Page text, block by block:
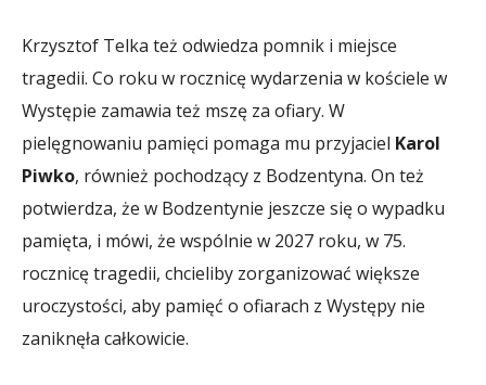
Krzysztof Telka też odwiedza pomnik i miejsce
tragedii. Co roku w rocznicę wydarzenia w kościele w
Występie zamawia też mszę za ofiary. W
pielęgnowaniu pamięci pomaga mu przyjaciel Karol
Piwko, również pochodzący z Bodzentyna. On też
potwierdza, że w Bodzentynie jeszcze się o wypadku
pamięta, i mówi, że wspólnie w 2027 roku, w 75.
rocznicę tragedii, chcieliby zorganizować większe
uroczystości, aby pamięć o ofiarach z Występy nie
zaniknęła całkowicie.